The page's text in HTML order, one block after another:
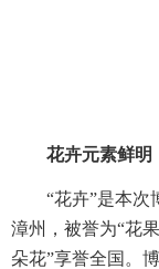
花卉元素鲜明
“花卉”是本
漳州，被誉为“花
朵花”享誉全国。